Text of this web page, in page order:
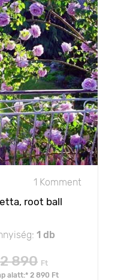
1 Komment
root ball
1 db
2 890 Ft
alatt:* 2 890 Ft